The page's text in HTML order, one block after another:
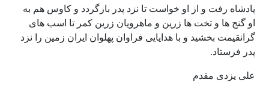
پادشاه رفت و از او خواست تا نزد پدر بازگردد و کاوس هم به
او گنج ها و تخت ها زرین و ماهرویان زرین کمر تا اسب های
گرانقیمت بخشید و با هدایایی فراوان پهلوان ایران زمین را نزد
پدر فرستاد.
علی یزدی مقدم